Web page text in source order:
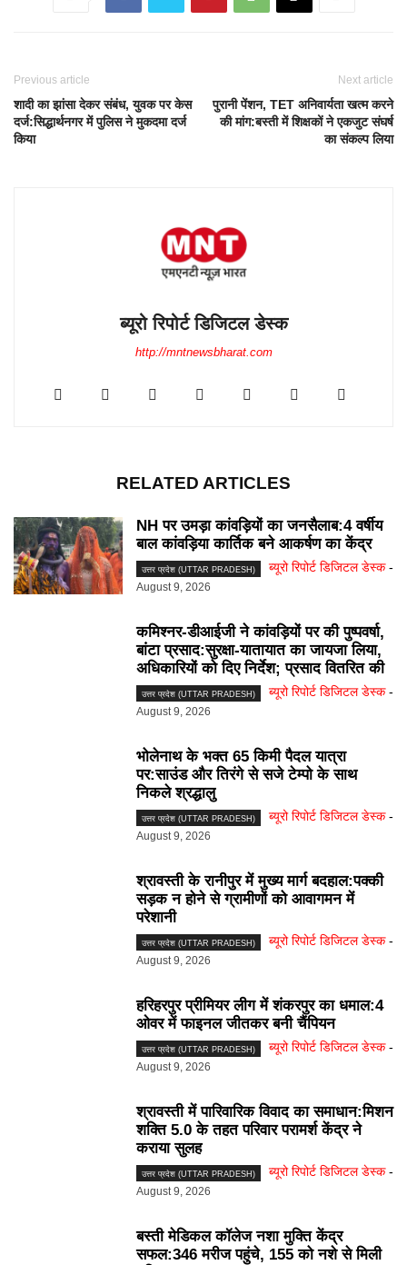
Previous article
शादी का झांसा देकर संबंध, युवक पर केस
दर्ज:सिद्धार्थनगर में पुलिस ने मुकदमा दर्ज
किया
Next article
पुरानी पेंशन, TET अनिवार्यता खत्म करने
की मांग:बस्ती में शिक्षकों ने एकजुट संघर्ष
का संकल्प लिया
ब्यूरो रिपोर्ट डिजिटल डेस्क
http://mntnewsbharat.com
RELATED ARTICLES
NH पर उमड़ा कांवड़ियों का जनसैलाब:4 वर्षीय
बाल कांवड़िया कार्तिक बने आकर्षण का केंद्र
उत्तर प्रदेश (UTTAR PRADESH) ब्यूरो रिपोर्ट डिजिटल डेस्क -
August 9, 2026
कमिश्नर-डीआईजी ने कांवड़ियों पर की पुष्पवर्षा,
बांटा प्रसाद:सुरक्षा-यातायात का जायजा लिया,
अधिकारियों को दिए निर्देश; प्रसाद वितरित की
उत्तर प्रदेश (UTTAR PRADESH) ब्यूरो रिपोर्ट डिजिटल डेस्क -
August 9, 2026
भोलेनाथ के भक्त 65 किमी पैदल यात्रा
पर:साउंड और तिरंगे से सजे टेम्पो के साथ
निकले श्रद्धालु
उत्तर प्रदेश (UTTAR PRADESH) ब्यूरो रिपोर्ट डिजिटल डेस्क -
August 9, 2026
श्रावस्ती के रानीपुर में मुख्य मार्ग बदहाल:पक्की
सड़क न होने से ग्रामीणों को आवागमन में
परेशानी
उत्तर प्रदेश (UTTAR PRADESH) ब्यूरो रिपोर्ट डिजिटल डेस्क -
August 9, 2026
हरिहरपुर प्रीमियर लीग में शंकरपुर का धमाल:4
ओवर में फाइनल जीतकर बनी चैंपियन
उत्तर प्रदेश (UTTAR PRADESH) ब्यूरो रिपोर्ट डिजिटल डेस्क -
August 9, 2026
श्रावस्ती में पारिवारिक विवाद का समाधान:मिशन
शक्ति 5.0 के तहत परिवार परामर्श केंद्र ने
कराया सुलह
उत्तर प्रदेश (UTTAR PRADESH) ब्यूरो रिपोर्ट डिजिटल डेस्क -
August 9, 2026
बस्ती मेडिकल कॉलेज नशा मुक्ति केंद्र
सफल:346 मरीज पहुंचे, 155 को नशे से मिली